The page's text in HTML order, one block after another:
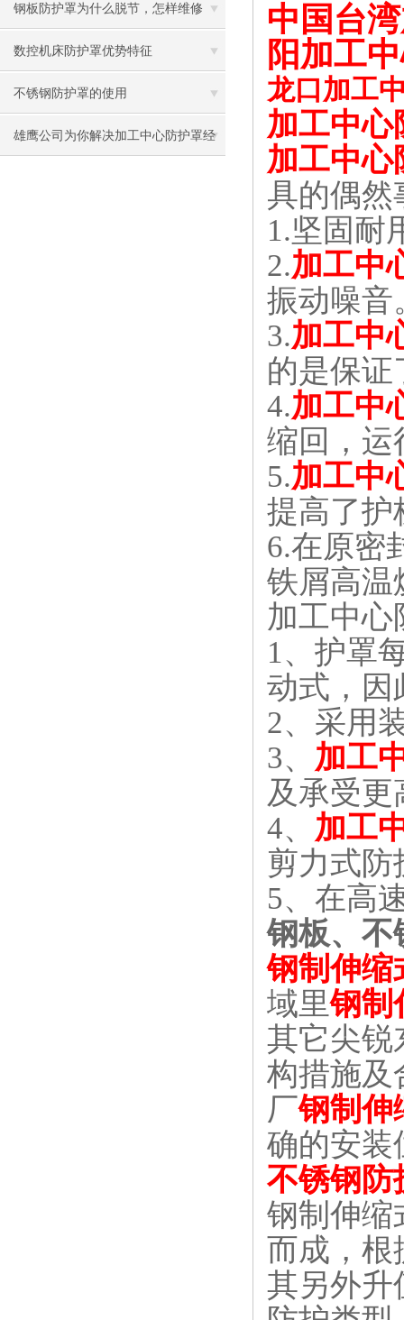
钢板防护罩为什么脱节，怎样维修
数控机床防护罩优势特征
不锈钢防护罩的使用
雄鹰公司为你解决加工中心防护罩经
中国台
阳加工
龙口加工
加工中心
加工中心
具的偶然
1.坚固耐
2.加工中
振动噪音
3.加工中
的是保证
4.加工中
缩回，运
5.加工中
提高了护
6.在原密
铁屑高
加工中心
1、护罩
动式，因
2、采用
3、 加工
及承受更
4、 加工
剪力式防
5、在高
钢板、不
钢制伸缩
域里钢制
其它尖锐
构措施及
厂钢制伸
确的安装
不锈钢防
钢制伸缩
而成，根
其另外升